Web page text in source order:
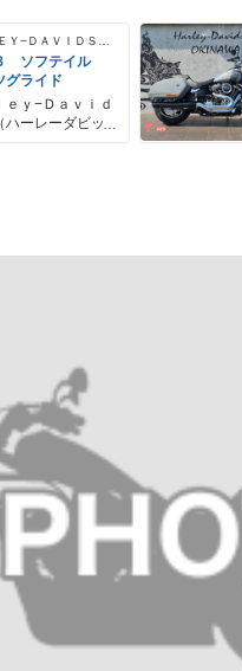
ソフテイル
グライド
ｅｙ−Ｄａｖｉｄ
ハーレーダビッ